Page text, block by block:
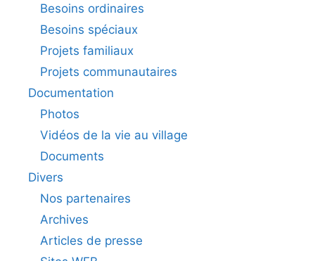
Besoins ordinaires
Besoins spéciaux
Projets familiaux
Projets communautaires
Documentation
Photos
Vidéos de la vie au village
Documents
Divers
Nos partenaires
Archives
Articles de presse